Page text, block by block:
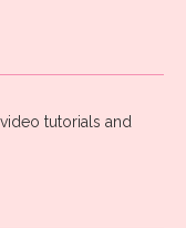
tutorials and